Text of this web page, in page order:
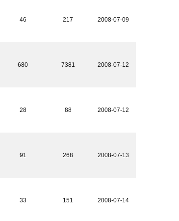
46 217 2008-07-09
680 7381 2008-07-12
28 88 2008-07-12
91 268 2008-07-13
33 151 2008-07-14